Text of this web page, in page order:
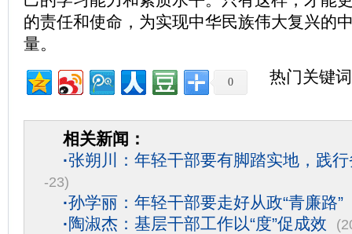
的责任和使命，为实现中华民族伟大复兴的
量。
0 热门关键
相关新闻：
·张朔川：年轻干部要有脚踏实地，践
-23)
·孙学丽：年轻干部要走好从政“青廉路”
·陶淑杰：基层干部工作以“度”促成效